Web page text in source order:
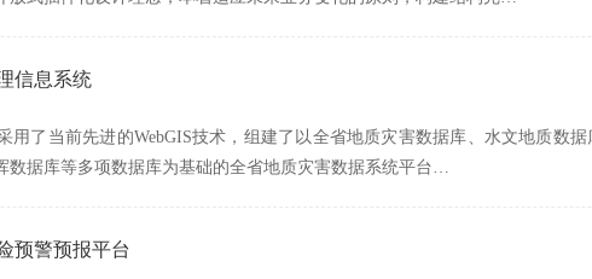
信息系统
用了当前先进的WebGIS技术，组建了以全省地质灾害数据库、水文地质数
数据库等多项数据库为基础的全省地质灾害数据系统平台…
预警预报平台